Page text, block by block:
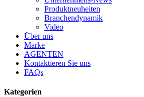
Produktneuheiten
Branchendynamik
Video
Über uns
Marke
AGENTEN
Kontaktieren Sie uns
FAQs
Kategorien